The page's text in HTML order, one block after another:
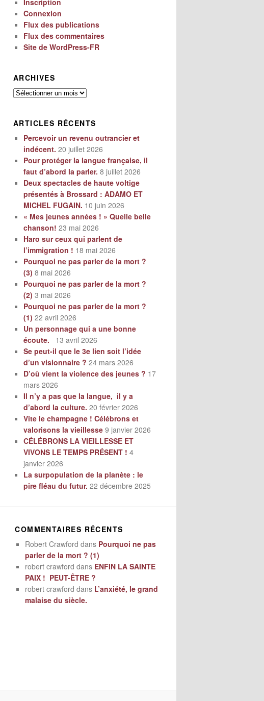
Connexion
Flux des publications
Flux des commentaires
Site de WordPress-FR
ARCHIVES
Archives
ARTICLES RÉCENTS
Percevoir un revenu outrancier et
indécent. 20 juillet 2026
Pour protéger la langue française, il
faut d’abord la parler. 8 juillet 2026
Deux spectacles de haute voltige
présentés à Brossard : ADAMO ET
MICHEL FUGAIN. 10 juin 2026
« Mes jeunes années ! » Quelle belle
chanson! 23 mai 2026
Haro sur ceux qui parlent de
l’immigration ! 18 mai 2026
Pourquoi ne pas parler de la mort ?
(3) 8 mai 2026
Pourquoi ne pas parler de la mort ?
(2) 3 mai 2026
Pourquoi ne pas parler de la mort ?
(1) 22 avril 2026
Un personnage qui a une bonne
écoute.
13 avril 2026
Se peut-il que le 3e lien soit l’idée
d’un visionnaire ? 24 mars 2026
D’où vient la violence des jeunes ? 17
mars 2026
Il n’y a pas que la langue, il y a
d’abord la culture. 20 février 2026
Vite le champagne ! Célébrons et
valorisons la vieillesse 9 janvier 2026
CÉLÉBRONS LA VIEILLESSE ET
VIVONS LE TEMPS PRÉSENT ! 4
janvier 2026
La surpopulation de la planète : le
pire fléau du futur. 22 décembre 2025
COMMENTAIRES RÉCENTS
Robert Crawford dans Pourquoi ne pas
parler de la mort ? (1)
robert crawford dans ENFIN LA SAINTE
PAIX ! PEUT-ÊTRE ?
robert crawford dans L’anxiété, le grand
malaise du siècle.